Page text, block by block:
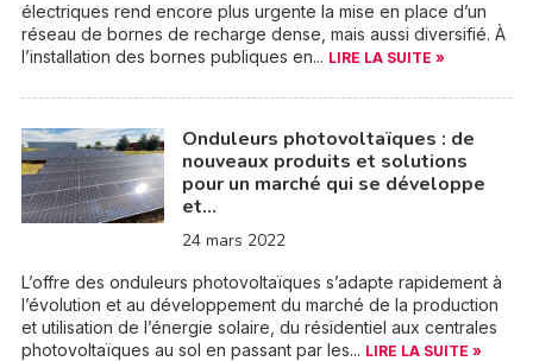
électriques rend encore plus urgente la mise en place d’un
réseau de bornes de recharge dense, mais aussi diversifié. À
l’installation des bornes publiques en... LIRE LA SUITE »
Onduleurs photovoltaïques : de
nouveaux produits et solutions
pour un marché qui se développe
et…
24 mars 2022
L’offre des onduleurs photovoltaïques s’adapte rapidement à
l’évolution et au développement du marché de la production
et utilisation de l’énergie solaire, du résidentiel aux centrales
photovoltaïques au sol en passant par les... LIRE LA SUITE »